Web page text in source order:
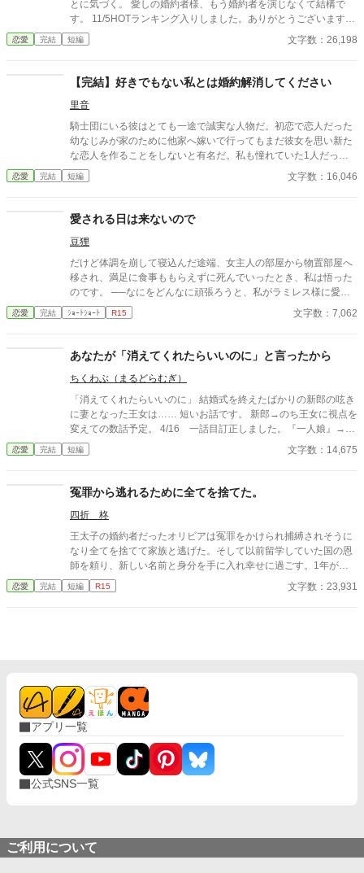
とに気づく。 愛しの婚約者様、もう婚約者を演じなくて結構で
す。 11/5HOTランキング入りしました。ありがとうございます。
感想などいただけると、嬉しいです。 11/14 完結いたしまし
た。 11/16 完結小説ランキング総合8位、恋愛部門4位ありがとう
恋愛 完結 短編 文字数：26,198
【完結】好きでもない私とは婚約解消してください
里音
騎士団にいる彼はとても一途で誠実な人物だ。初恋で恋人だった
幼なじみが家のために他家へ嫁いで行ってもまだ彼女を思い新た
な恋人を作ることをしないと有名だ。私も憧れていた1人だっ
た。 そんな彼との婚約が成立した。それは彼の行動で私が傷を負
ったからだ。傷は残らないのに責任感からの婚約ではあるが、彼
婚約して6ヶ月、接点のほとんどない2人だが少しずつ距離も縮ま
り幸せな日々を送っていた。と思っていたのに、彼の元恋人が離
婚をして帰ってくる話を聞いて彼が私との婚約を「最悪だ」と後
悔しているのを聞いてしまった。
恋愛 完結 短編 文字数：16,046
愛される日は来ないので
豆狸
だけど体調を崩して寝込んだ途端、女主人の部屋から物置部屋へ
移され、満足に食事ももらえずに死んでいったとき、私は悟った
のです。 ──なにをどんなに頑張ろうと、私がラミレス様に愛さ
れる日は来ないのだと。
恋愛 完結 ｼｮｰﾄｼｮｰﾄ R15 文字数：7,062
あなたが「消えてくれたらいいのに」と言ったから
ちくわぶ（まるどらむぎ）
「消えてくれたらいいのに」 結婚式を終えたばかりの新郎の呟き
に妻となった王女は…… 短いお話です。 新郎→のち王女に視点を
変えての数話予定。 4/16 一話目訂正しました。『一人娘』→
『第一王女』
恋愛 完結 短編 文字数：14,675
冤罪から逃れるために全てを捨てた。
四折 柊
王太子の婚約者だったオリビアは冤罪をかけられ捕縛されそうに
なり全てを捨てて家族と逃げた。そして以前留学していた国の恩
師を頼り、新しい名前と身分を手に入れ幸せに過ごす。1年が過
ぎ今が幸せだからこそ思い出してしまう。捨ててきた国や自分を
陥れた人達が今どうしているのかを。（視点が何度も変わりま
恋愛 完結 短編 R15 文字数：23,931
アプリ一覧
公式SNS一覧
ご利用について